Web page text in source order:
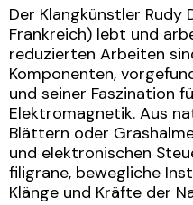
Der Klangkünstler Rudy
Frankreich) lebt und
reduzierten Arbeiten
Komponenten,
und seiner Faszination
Elektromagnetik. Aus
Blättern oder
und elektronischen
filigrane, bewegliche
Klänge und Kräfte der